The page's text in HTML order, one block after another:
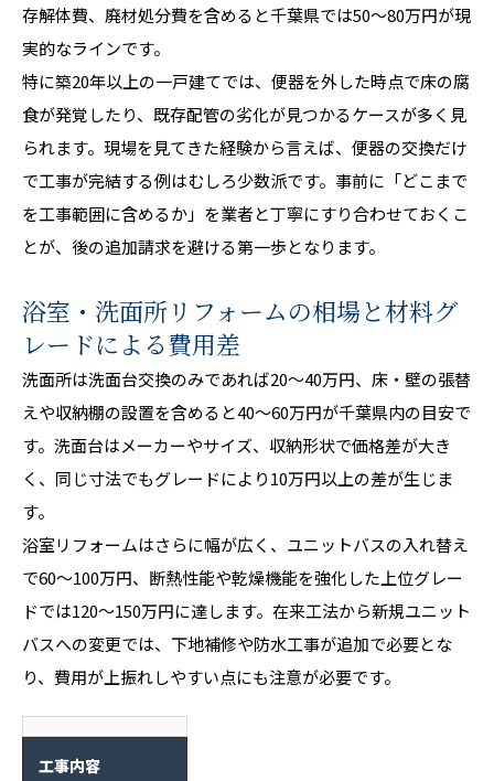
存解体費、廃材処分費を含めると千葉県では50〜80万円が現
実的なラインです。
特に築20年以上の一戸建てでは、便器を外した時点で床の腐
食が発覚したり、既存配管の劣化が見つかるケースが多く見
られます。現場を見てきた経験から言えば、便器の交換だけ
で工事が完結する例はむしろ少数派です。事前に「どこまで
を工事範囲に含めるか」を業者と丁寧にすり合わせておくこ
とが、後の追加請求を避ける第一歩となります。
浴室・洗面所リフォームの相場と材料グ
レードによる費用差
洗面所は洗面台交換のみであれば20〜40万円、床・壁の張替
えや収納棚の設置を含めると40〜60万円が千葉県内の目安で
す。洗面台はメーカーやサイズ、収納形状で価格差が大き
く、同じ寸法でもグレードにより10万円以上の差が生じま
す。
浴室リフォームはさらに幅が広く、ユニットバスの入れ替え
で60〜100万円、断熱性能や乾燥機能を強化した上位グレー
ドでは120〜150万円に達します。在来工法から新規ユニット
バスへの変更では、下地補修や防水工事が追加で必要とな
り、費用が上振れしやすい点にも注意が必要です。
工事内容